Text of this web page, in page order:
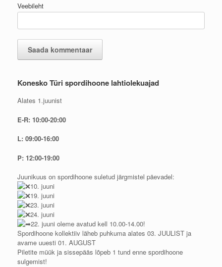
Veebileht
Konesko Türi spordihoone lahtiolekuajad
Alates 1.juunist
E-R: 10:00-20:00
L: 09:00-16:00
P: 12:00-19:00
Juunikuus on spordihoone suletud järgmistel päevadel:
10. juuni
19. juuni
23. juuni
24. juuni
22. juuni oleme avatud kell 10.00-14.00!
Spordihoone kollektiiv läheb puhkuma alates 03. JUULIST ja
avame uuesti 01. AUGUST
Piletite müük ja sissepääs lõpeb 1 tund enne spordihoone
sulgemist!